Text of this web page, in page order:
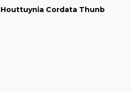
Houttuynia Cordata Thunb